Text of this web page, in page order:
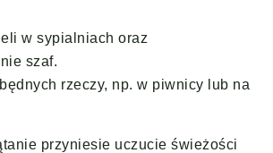
w sypialniach oraz
szaf.
rzeczy, np. w piwnicy lub na
przyniesie uczucie świeżości